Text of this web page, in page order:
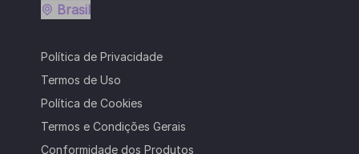
Política de Privacidade
Termos de Uso
Política de Cookies
Termos e Condições Gerais
Conformidade dos Produtos
Brasil